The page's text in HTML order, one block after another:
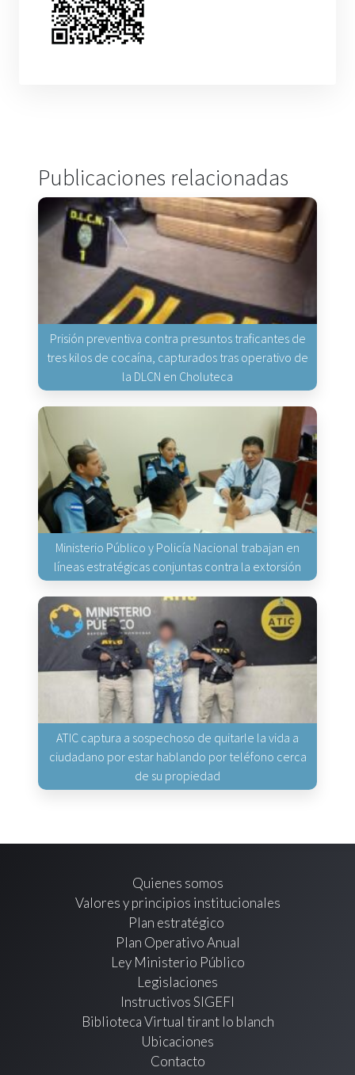
Publicaciones relacionadas
Prisión preventiva contra presuntos traficantes de
tres kilos de cocaína, capturados tras operativo de
la DLCN en Choluteca
Ministerio Público y Policía Nacional trabajan en
líneas estratégicas conjuntas contra la extorsión
ATIC captura a sospechoso de quitarle la vida a
ciudadano por estar hablando por teléfono cerca
de su propiedad
Quienes somos
Valores y principios institucionales
Plan estratégico
Plan Operativo Anual
Ley Ministerio Público
Legislaciones
Instructivos SIGEFI
Biblioteca Virtual tirant lo blanch
Ubicaciones
Contacto